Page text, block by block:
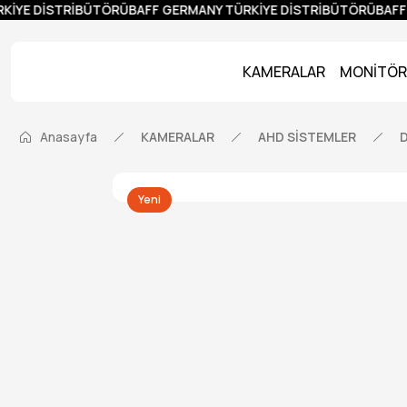
DİSTRİBÜTÖRÜBAFF GERMANY TÜRKİYE DİSTRİBÜTÖRÜBAFF
KAMERALAR
Anasayfa KAMERALAR AHD SİSTEMLER
Yeni